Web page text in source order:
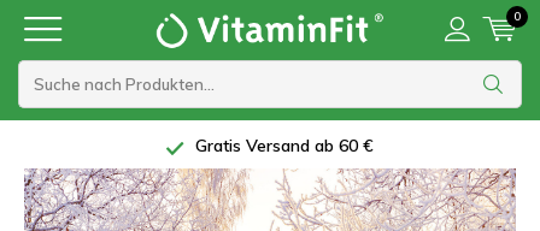
0
Gratis Versand ab 60 €